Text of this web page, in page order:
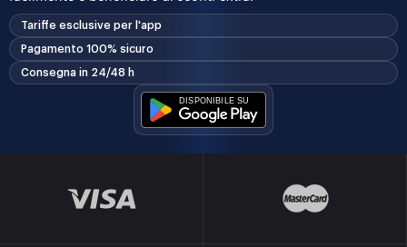
Tariffe esclusive per l'app
Pagamento 100% sicuro
Consegna in 24/48 h